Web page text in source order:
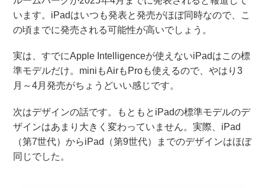
います。iPadはいつも発表と発売がほぼ同時なので、こ
の頃までに発売される可能性が高いでしょう。
実は、すでにApple Intelligenceが使えないiPadはこの標
準モデルだけ。miniもAirもProも使えるので、やはり3
月～4月発売がちょうどいい感じです。
次はデザインの話です。もともとiPadの標準モデルのデ
ザインはあまり大きく変わっていません。実際、iPad
（第7世代）からiPad（第9世代）までのデザインはほぼ
同じでした。